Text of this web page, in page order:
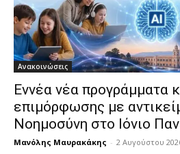
Ανακοινώσεις
Εννέα νέα προγράμματα
επιμόρφωσης με
Νοημοσύνη στο Ιόνιο
Μανόλης Μαυρακάκης - 2 Αυγούστου